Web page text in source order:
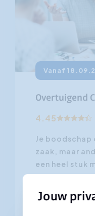
Vanaf
Overtuigend
4.45
Je boodschap
zaak, maar
een heel stuk
collega’s of...
Jouw